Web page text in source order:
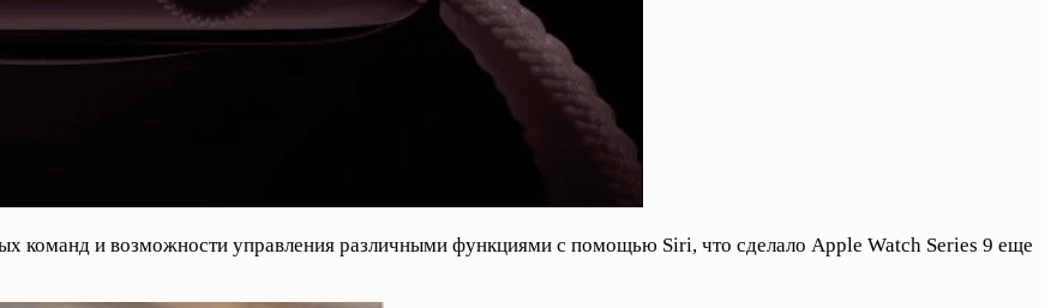
команд и возможности управления различными функциями с помощью Siri, что сделало Apple Watch Series 9 еще